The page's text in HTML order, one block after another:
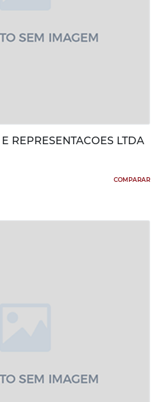
REPRESENTACOES LTDA
COMPARAR